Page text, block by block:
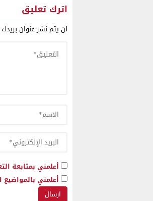
اترك تعليق
لن يتم نشر عنوان بريدك
أعلمني بمتابعة
أعلمني بالمواضيع